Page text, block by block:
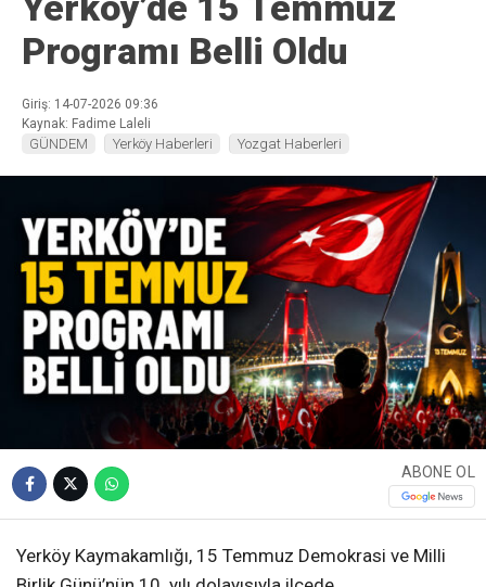
Programı Belli Oldu
Giriş: 14-07-2026 09:36
Kaynak: Fadime Laleli
GÜNDEM Yerköy Haberleri Yozgat Haberleri
ABONE OL
Yerköy Kaymakamlığı, 15 Temmuz Demokrasi ve Milli